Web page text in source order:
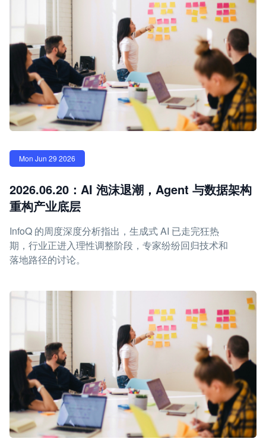
Mon Jun 29 2026
2026.06.20：AI 泡沫退潮，Agent 与数据架构
重构产业底层
InfoQ 的周度深度分析指出，生成式 AI 已走完狂热
期，行业正进入理性调整阶段，专家纷纷回归技术和
落地路径的讨论。